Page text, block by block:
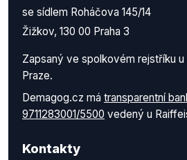
se sídlem Roháčova 145/14
Žižkov, 130 00 Praha 3
Zapsaný ve spolkovém rejstříku
Praze.
Demagog.cz má transparentní
9711283001/5500 vedený u
Kontakty